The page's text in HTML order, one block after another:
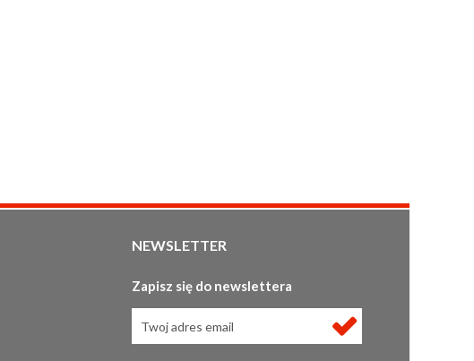
NEWSLETTER
Zapisz się do newslettera